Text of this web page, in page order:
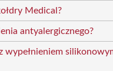
Medical?
antyalergicznego?